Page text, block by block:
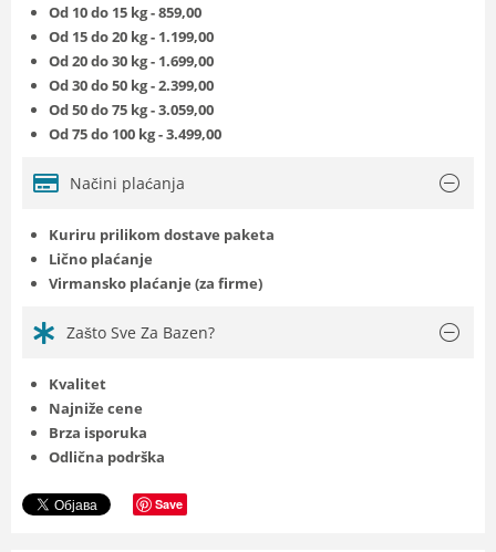
Od 10 do 15 kg - 859,00
Od 15 do 20 kg - 1.199,00
Od 20 do 30 kg - 1.699,00
Od 30 do 50 kg - 2.399,00
Od 50 do 75 kg - 3.059,00
Od 75 do 100 kg - 3.499,00
Načini plaćanja
Kuriru prilikom dostave paketa
Lično plaćanje
Virmansko plaćanje (za firme)
Zašto Sve Za Bazen?
Kvalitet
Najniže cene
Brza isporuka
Odlična podrška
Save